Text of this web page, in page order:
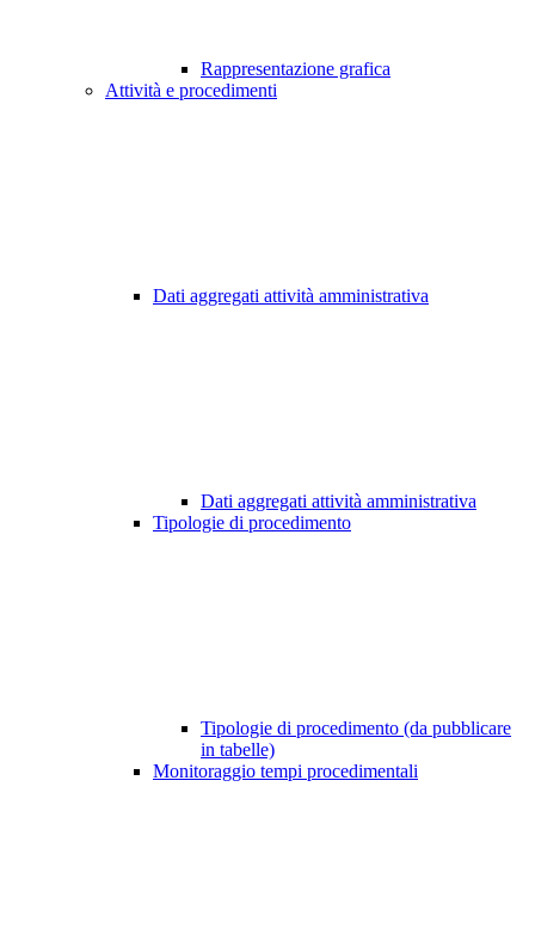
Rappresentazione grafica
Attività e procedimenti
Dati aggregati attività amministrativa
Dati aggregati attività amministrativa
Tipologie di procedimento
Tipologie di procedimento (da pubblicare
in tabelle)
Monitoraggio tempi procedimentali